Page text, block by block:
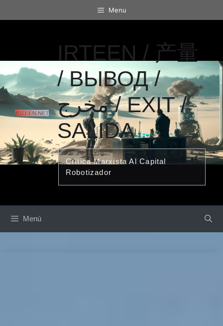
al
Menu
IRTEEN / 产量
/ ВЫВОД /
مخرج / EXIT /
SALIDA
Crítica Marxista Al Capital
Robotizador
Menú